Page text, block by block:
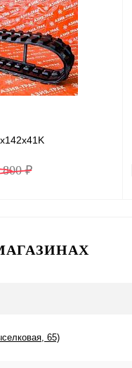
Сравнение
Под заказ
800 ₽
Сравнение
65)